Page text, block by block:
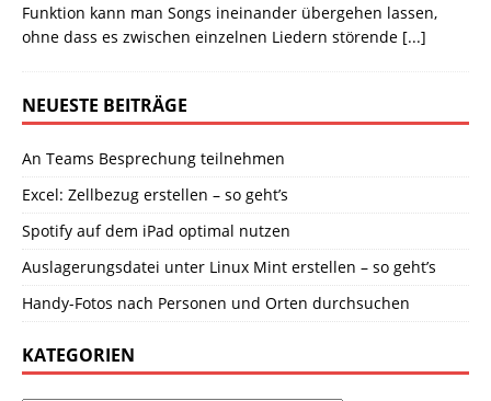
Funktion kann man Songs ineinander übergehen lassen,
ohne dass es zwischen einzelnen Liedern störende [...]
NEUESTE BEITRÄGE
An Teams Besprechung teilnehmen
Excel: Zellbezug erstellen – so geht’s
Spotify auf dem iPad optimal nutzen
Auslagerungsdatei unter Linux Mint erstellen – so geht’s
Handy-Fotos nach Personen und Orten durchsuchen
KATEGORIEN